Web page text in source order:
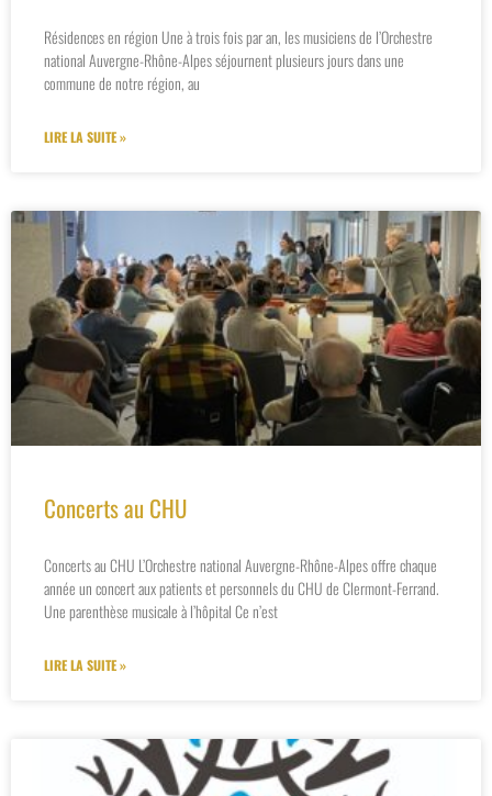
Résidences en région Une à trois fois par an, les musiciens de l’Orchestre
national Auvergne-Rhône-Alpes séjournent plusieurs jours dans une
commune de notre région, au
LIRE LA SUITE »
Concerts au CHU
Concerts au CHU L’Orchestre national Auvergne-Rhône-Alpes offre chaque
année un concert aux patients et personnels du CHU de Clermont-Ferrand.
Une parenthèse musicale à l’hôpital Ce n’est
LIRE LA SUITE »